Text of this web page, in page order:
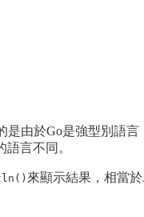
是由於Go是強型別語
言不同。
來顯示結果，相當於